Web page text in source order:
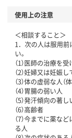
使用上の注意
＜相談すること＞
1．次の人は服用前
い。
（1）医師の治療を
（2）妊婦又は妊娠
（3）体の虚弱な人
（4）胃腸の弱い人
（5）発汗傾向の著し
（6）高齢者
（7）今までに薬な
る人